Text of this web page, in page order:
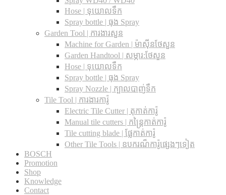
Hose | ទុយោលទឹក
Spray bottle | ធុង Spray
Garden Tool | ការងារសួន
Machine for Garden | ម៉ាស៊ីនថែសួន
Garden Handtool | សម្ភារ:ថែសួន
Hose | ទុយោលទឹក
Spray bottle | ធុង Spray
Spray Nozzle | ក្បាលបាញ់ទឹក
Tile Tool | ការងារការ៉ូ
Electric Tile Cutter | តុកាត់ការ៉ូ
Manual tile cutters | កន្ត្រៃកាត់ការ៉ូ
Tile cutting blade | ផ្លែកាត់ការ៉ូ
Other Tile Tools | ឧបករណ៏ការ៉ូផ្សេងៗទៀត
BOSCH
Promotion
Shop
Knowledge
Contact